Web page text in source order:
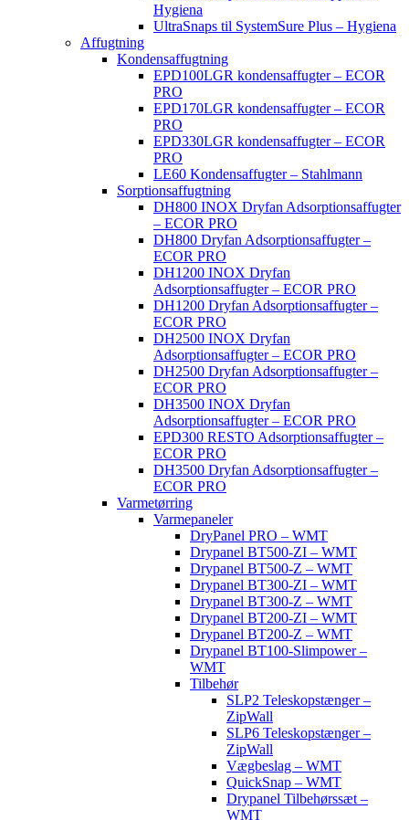
Hygiena
UltraSnaps til SystemSure Plus – Hygiena
Affugtning
Kondensaffugtning
EPD100LGR kondensaffugter – ECOR
PRO
EPD170LGR kondensaffugter – ECOR
PRO
EPD330LGR kondensaffugter – ECOR
PRO
LE60 Kondensaffugter – Stahlmann
Sorptionsaffugtning
DH800 INOX Dryfan Adsorptionsaffugter
– ECOR PRO
DH800 Dryfan Adsorptionsaffugter –
ECOR PRO
DH1200 INOX Dryfan
Adsorptionsaffugter – ECOR PRO
DH1200 Dryfan Adsorptionsaffugter –
ECOR PRO
DH2500 INOX Dryfan
Adsorptionsaffugter – ECOR PRO
DH2500 Dryfan Adsorptionsaffugter –
ECOR PRO
DH3500 INOX Dryfan
Adsorptionsaffugter – ECOR PRO
EPD300 RESTO Adsorptionsaffugter –
ECOR PRO
DH3500 Dryfan Adsorptionsaffugter –
ECOR PRO
Varmetørring
Varmepaneler
DryPanel PRO – WMT
Drypanel BT500-ZI – WMT
Drypanel BT500-Z – WMT
Drypanel BT300-ZI – WMT
Drypanel BT300-Z – WMT
Drypanel BT200-ZI – WMT
Drypanel BT200-Z – WMT
Drypanel BT100-Slimpower –
WMT
Tilbehør
SLP2 Teleskopstænger –
ZipWall
SLP6 Teleskopstænger –
ZipWall
Vægbeslag – WMT
QuickSnap – WMT
Drypanel Tilbehørssæt –
WMT